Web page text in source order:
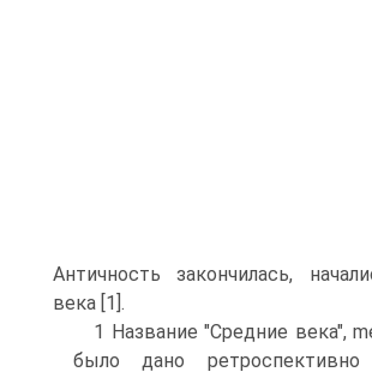
Античность закончилась,
века [1].
1 Название "Средние века",
было дано